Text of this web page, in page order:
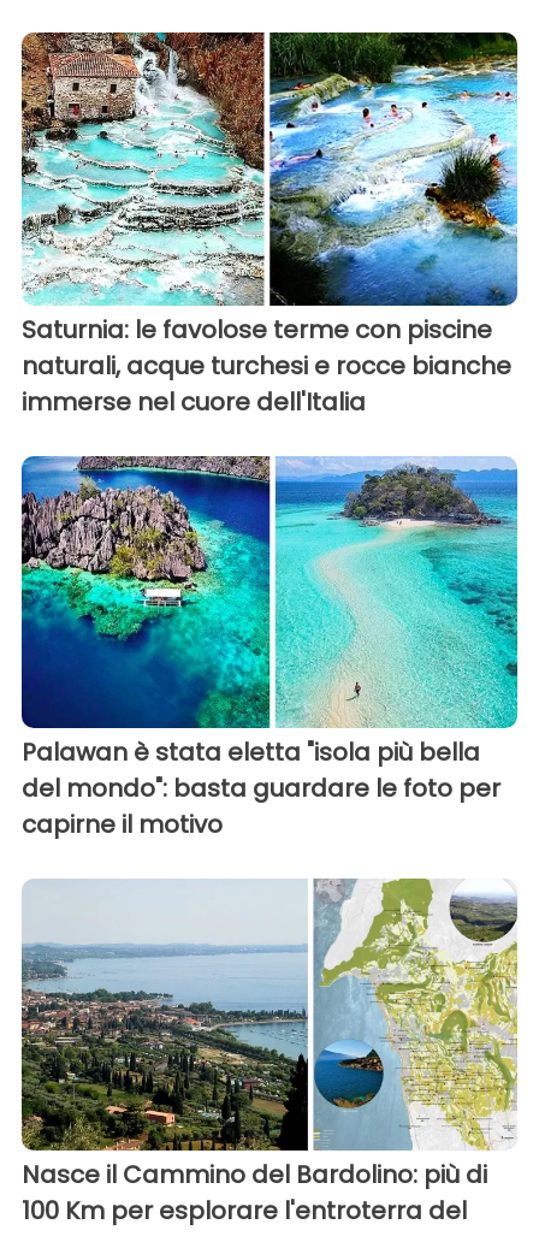
Saturnia: le favolose terme con piscine
naturali, acque turchesi e rocce bianche
immerse nel cuore dell'Italia
Palawan è stata eletta "isola più bella
del mondo": basta guardare le foto per
capirne il motivo
Nasce il Cammino del Bardolino: più di
100 Km per esplorare l'entroterra del